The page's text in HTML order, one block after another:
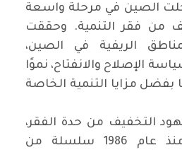
الصين في مرحلة واسعة
من فقر التنمية. وحققت
الريفية في الصين،
الإصلاح والانفتاح، نموًا
بفضل مزايا التنمية الخاصة
التخفيف من حدة الفقر،
اتخذت البلاد منذ عام 1986 سلسلة من